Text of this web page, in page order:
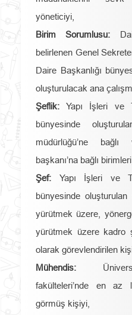
yöneticiyi,
Birim Sorumlusu:
belirlenen Genel
Daire Başkanlığı
oluşturulacak ana
Şeflik: Yapı İşleri ve
bünyesinde
müdürlüğü’ne
başkanı’na bağlı birimleri,
Şef: Yapı İşleri ve
bünyesinde
yürütmek üzere,
yürütmek üzere kadro
olarak görevlendirilen
Mühendis:
fakülteleri’nde en az
görmüş kişiyi,